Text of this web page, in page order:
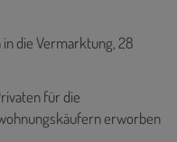
die Vermarktung, 28
für die
erworben